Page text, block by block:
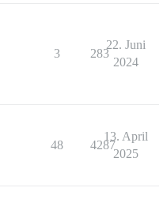
3 283
22. Juni
2024
48 4287
13. April
2025